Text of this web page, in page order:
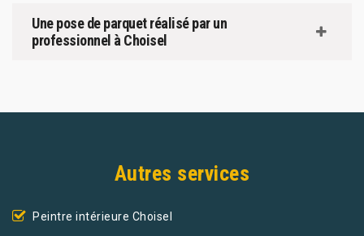
Une pose de parquet réalisé par un
professionnel à Choisel
Autres services
Peintre intérieure Choisel